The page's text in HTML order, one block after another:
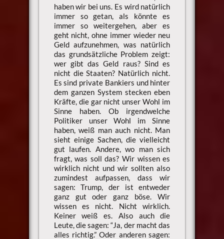
haben wir bei uns. Es wird natürlich
immer so getan, als könnte es
immer so weitergehen, aber es
geht nicht, ohne immer wieder neu
Geld aufzunehmen, was natürlich
das grundsätzliche Problem zeigt:
wer gibt das Geld raus? Sind es
nicht die Staaten? Natürlich nicht.
Es sind private Bankiers und hinter
dem ganzen System stecken eben
Kräfte, die gar nicht unser Wohl im
Sinne haben. Ob irgendwelche
Politiker unser Wohl im Sinne
haben, weiß man auch nicht. Man
sieht einige Sachen, die vielleicht
gut laufen. Andere, wo man sich
fragt, was soll das? Wir wissen es
wirklich nicht und wir sollten also
zumindest aufpassen, dass wir
sagen: Trump, der ist entweder
ganz gut oder ganz böse. Wir
wissen es nicht. Nicht wirklich.
Keiner weiß es. Also auch die
Leute, die sagen: “Ja, der macht das
alles richtig.” Oder anderen sagen: